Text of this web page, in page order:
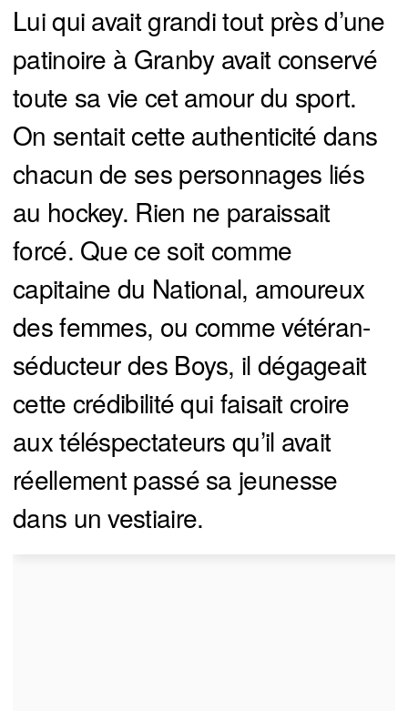
Lui qui avait grandi tout près d’une
patinoire à Granby avait conservé
toute sa vie cet amour du sport.
On sentait cette authenticité dans
chacun de ses personnages liés
au hockey. Rien ne paraissait
forcé. Que ce soit comme
capitaine du National, amoureux
des femmes, ou comme vétéran-
séducteur des Boys, il dégageait
cette crédibilité qui faisait croire
aux téléspectateurs qu’il avait
réellement passé sa jeunesse
dans un vestiaire.